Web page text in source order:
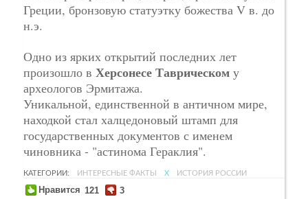
Греции, бронзовую статуэтку божества V в. до
н.э.
Одно из ярких открытий последних лет
произошло в Херсонесе Таврическом у
археологов Эрмитажа.
Уникальной, единственной в античном мире,
находкой стал халцедоновый штамп для
государственных документов с именем
чиновника - "астинома Гераклия".
КАТЕГОРИИ: ИНТЕРЕСНЫЕ ФАКТЫ X ИСТОРИЯ РОССИИ
Нравится 121 3